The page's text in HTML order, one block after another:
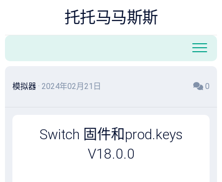
容
托托马马斯斯
模拟器 · 2024年02月21日 0
Switch 固件和prod.keys
V18.0.0